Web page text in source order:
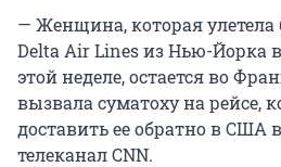
— Женщина, которая улетела
Delta Air Lines из Нью-Йорка
этой неделе, остается во
вызвала суматоху на рейсе,
доставить ее обратно в США
телеканал CNN.